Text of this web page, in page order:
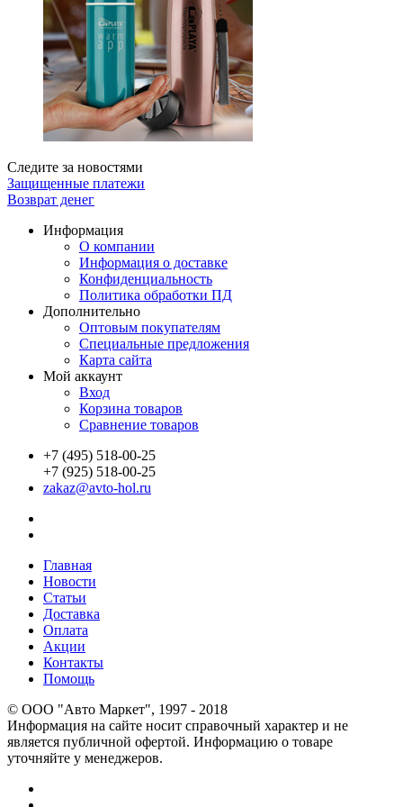
Следите за новостями
Защищенные платежи
Возврат денег
Информация
О компании
Информация о доставке
Конфиденциальность
Политика обработки ПД
Дополнительно
Оптовым покупателям
Специальные предложения
Карта сайта
Мой аккаунт
Вход
Корзина товаров
Сравнение товаров
+7 (495) 518-00-25
+7 (925) 518-00-25
zakaz@avto-hol.ru
Главная
Новости
Статьи
Доставка
Оплата
Акции
Контакты
Помощь
© OOO "Авто Маркет", 1997 - 2018
Информация на сайте носит справочный характер и не
является публичной офертой. Информацию о товаре
уточняйте у менеджеров.